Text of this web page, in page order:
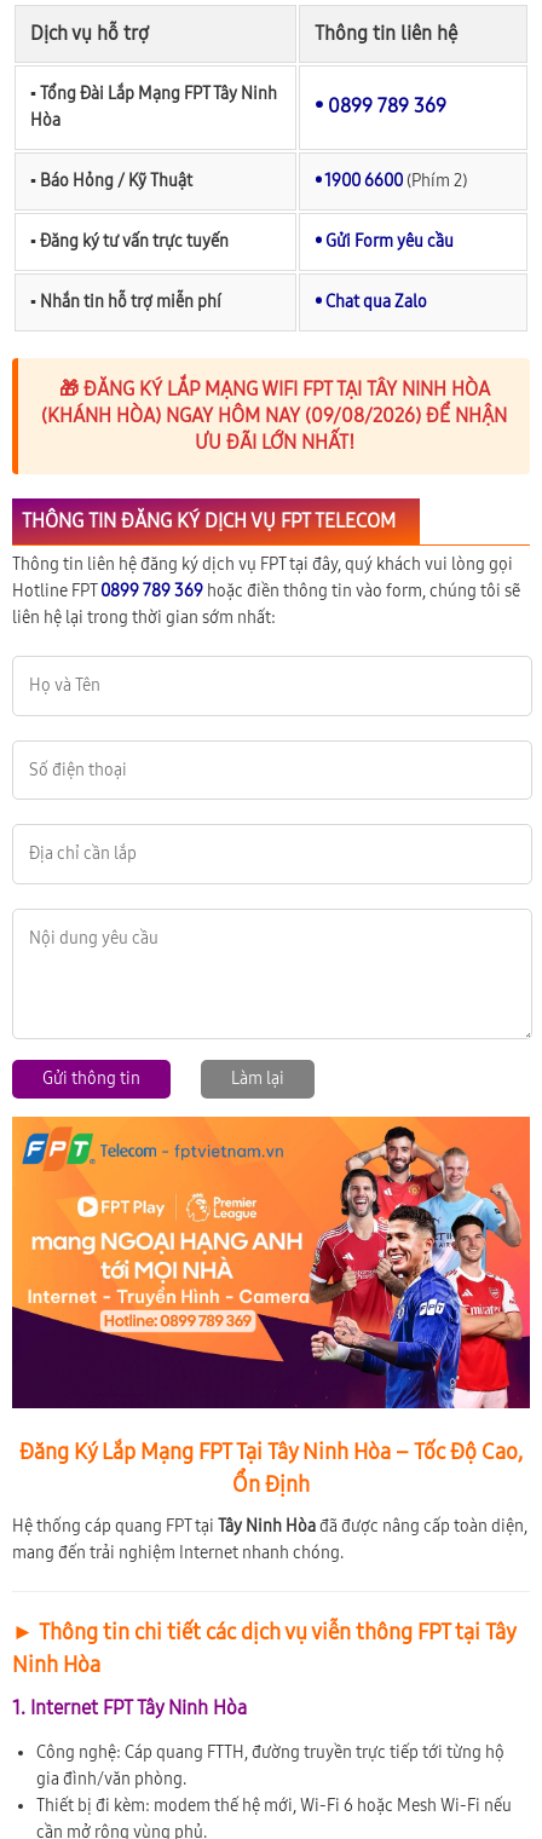
Dịch vụ hỗ trợ Thông tin liên hệ
▪︎ Tổng Đài Lắp Mạng FPT Tây Ninh
Hòa
• 0899 789 369
▪︎ Báo Hỏng / Kỹ Thuật • 1900 6600 (Phím 2)
▪︎ Đăng ký tư vấn trực tuyến • Gửi Form yêu cầu
▪︎ Nhắn tin hỗ trợ miễn phí • Chat qua Zalo
🎁 ĐĂNG KÝ LẮP MẠNG WIFI FPT TẠI TÂY NINH HÒA
(KHÁNH HÒA) NGAY HÔM NAY (09/08/2026) ĐỂ NHẬN
ƯU ĐÃI LỚN NHẤT!
THÔNG TIN ĐĂNG KÝ DỊCH VỤ FPT TELECOM
Thông tin liên hệ đăng ký dịch vụ FPT tại đây, quý khách vui lòng gọi
Hotline FPT0899 789 369 hoặc điền thông tin vào form, chúng tôi sẽ
liên hệ lại trong thời gian sớm nhất:
Gửi thông tin Làm lại
Đăng Ký Lắp Mạng FPT Tại Tây Ninh Hòa – Tốc Độ Cao,
Ổn Định
Hệ thống cáp quang FPT tại Tây Ninh Hòađã được nâng cấp toàn diện,
mang đến trải nghiệm Internet nhanh chóng.
► Thông tin chi tiết các dịch vụ viễn thông FPT tại Tây
Ninh Hòa
1. Internet FPT Tây Ninh Hòa
Công nghệ: Cáp quang FTTH, đường truyền trực tiếp tới từng hộ
gia đình/văn phòng.
Thiết bị đi kèm: modem thế hệ mới, Wi-Fi 6 hoặc Mesh Wi-Fi nếu
cần mở rộng vùng phủ.